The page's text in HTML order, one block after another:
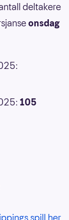
deltakere
onsdag
105